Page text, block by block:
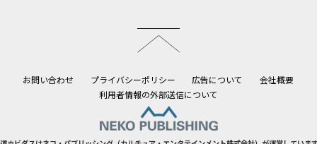
お問い合わせ プライバシーポリシー 広告について
会社概要
利用者情報の外部送信について